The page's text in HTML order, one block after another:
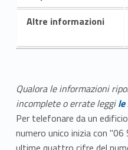
Altre informazioni
Qualora le informazioni
incomplete o errate leggi
Per telefonare da un
numero unico inizia con